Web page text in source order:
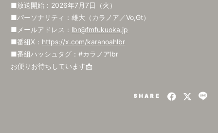
■放送開始：2026年7月7日（火）
■パーソナリティ：雄大（カラノア／Vo,Gt）
■メールアドレス： lbr@fmfukuoka.jp
■番組X： https://x.com/karanoahlbr
■番組ハッシュタグ：#カラノアlbr
お便りお待ちしています📩
SHARE